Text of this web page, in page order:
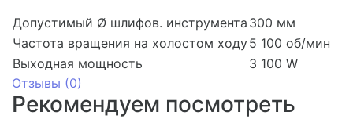
Допустимый Ø шлифов. инструмента 300 мм
Частота вращения на холостом ходу5 100 об/мин
Выходная мощность
3 100 W
Отзывы (0)
Рекомендуем посмотреть